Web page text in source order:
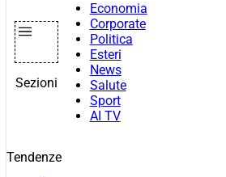
Sezioni
Economia
Corporate
Politica
Esteri
News
Salute
Sport
AI TV
Tendenze